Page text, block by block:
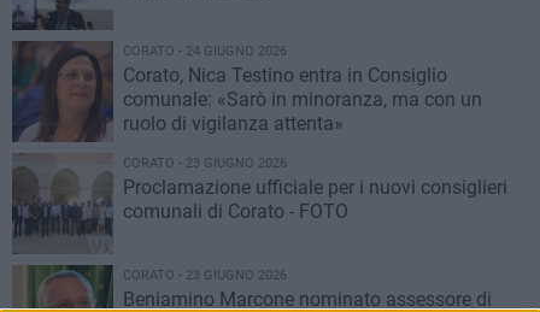
CORATO - 24 GIUGNO 2026
Corato, Nica Testino entra in Consiglio
comunale: «Sarò in minoranza, ma con un
ruolo di vigilanza attenta»
CORATO - 23 GIUGNO 2026
Proclamazione ufficiale per i nuovi consiglieri
comunali di Corato - FOTO
CORATO - 23 GIUGNO 2026
Beniamino Marcone nominato assessore di